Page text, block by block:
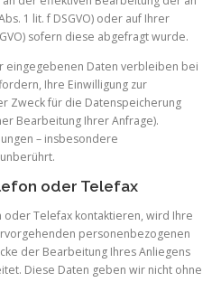
1 lit. f DSGVO) oder auf Ihrer
sofern diese abgefragt wurde.
eingegebenen Daten verbleiben bei
Ihre Einwilligung zur
Zweck für die Datenspeicherung
Bearbeitung Ihrer Anfrage).
– insbesondere
oder Telefax
oder Telefax kontaktieren, wird Ihre
personenbezogenen
der Bearbeitung Ihres Anliegens
Diese Daten geben wir nicht ohne